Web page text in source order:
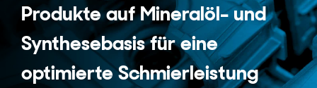
Produkte auf Mineralöl- und
Synthesebasis für eine
optimierte Schmierleistung